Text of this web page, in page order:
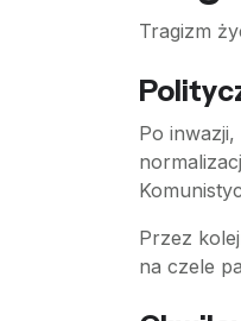
Tragizm
Po
Przez
na czele